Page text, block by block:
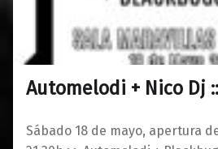
Automelodi + Nico Dj
Sábado 18 de mayo, apertura
07/05/20190
Maravillas